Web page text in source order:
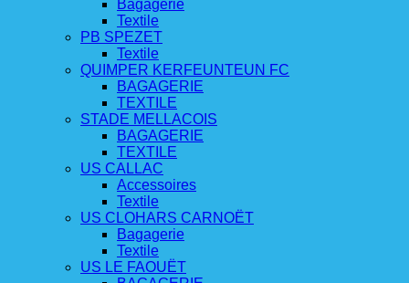
Bagagerie
Textile
PB SPEZET
Textile
QUIMPER KERFEUNTEUN FC
BAGAGERIE
TEXTILE
STADE MELLACOIS
BAGAGERIE
TEXTILE
US CALLAC
Accessoires
Textile
US CLOHARS CARNOËT
Bagagerie
Textile
US LE FAOUËT